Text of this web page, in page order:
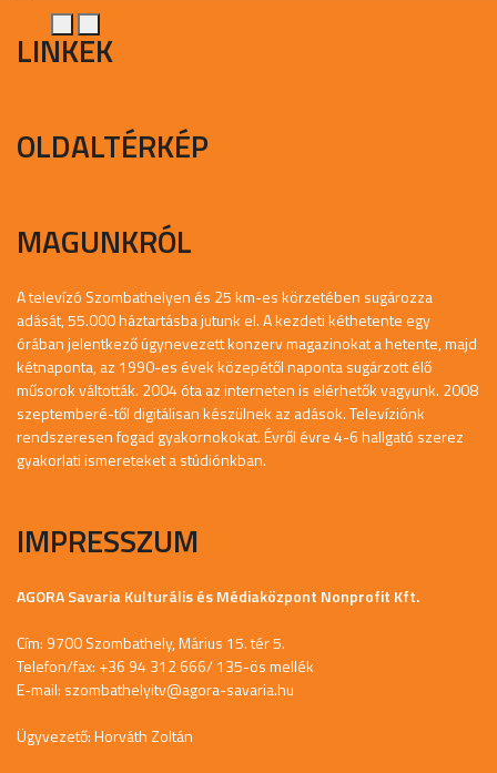
LINKEK
OLDALTÉRKÉP
MAGUNKRÓL
A televízó Szombathelyen és 25 km-es körzetében sugározza
adását, 55.000 háztartásba jutunk el. A kezdeti kéthetente egy
órában jelentkező úgynevezett konzerv magazinokat a hetente, majd
kétnaponta, az 1990-es évek közepétől naponta sugárzott élő
műsorok váltották. 2004 óta az interneten is elérhetők vagyunk. 2008
szeptemberé-től digitálisan készülnek az adások. Televíziónk
rendszeresen fogad gyakornokokat. Évről évre 4-6 hallgató szerez
gyakorlati ismereteket a stúdiónkban.
IMPRESSZUM
AGORA Savaria Kulturális és Médiaközpont Nonprofit Kft.
Cím: 9700 Szombathely, Márius 15. tér 5.
Telefon/fax: +36 94 312 666/ 135-ös mellék
E-mail: szombathelyitv@agora-savaria.hu
Ügyvezető: Horváth Zoltán